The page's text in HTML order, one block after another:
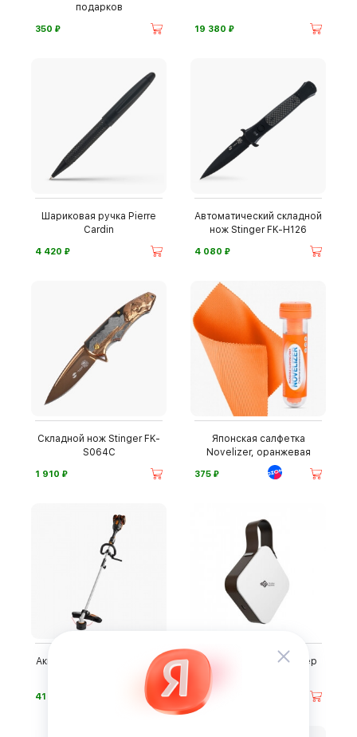
подарков
350 ⃏ 19 380 ⃏
Шариковая ручка Pierre
Cardin
4 420 ⃏
Автоматический складной
нож Stinger FK-H126
4 080 ⃏
Складной нож Stinger FK-
S064C
1 910 ⃏
Японская салфетка
Novelizer, оранжевая
375 ⃏
Аккумуляторный триммер
41 290
Плазменный санитайзер
22 500